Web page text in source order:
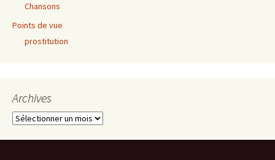
Chansons
Points de vue
prostitution
Archives
Archives